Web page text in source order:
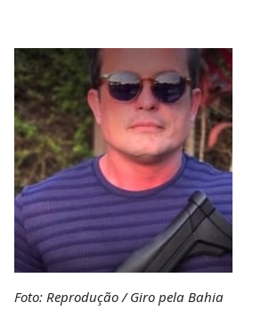
Foto: Reprodução / Giro pela Bahia